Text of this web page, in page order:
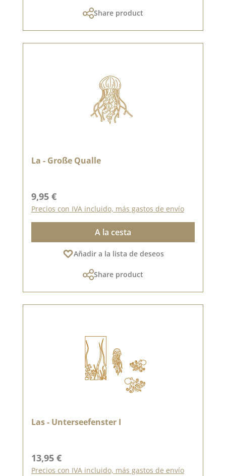
Share product
La - Große Qualle
Precio normal:
9,95 €
Precios con IVA incluido, más gastos de envío
A la cesta
Añadir a la lista de deseos
Share product
Las - Unterseefenster I
Precio normal:
13,95 €
Precios con IVA incluido, más gastos de envío